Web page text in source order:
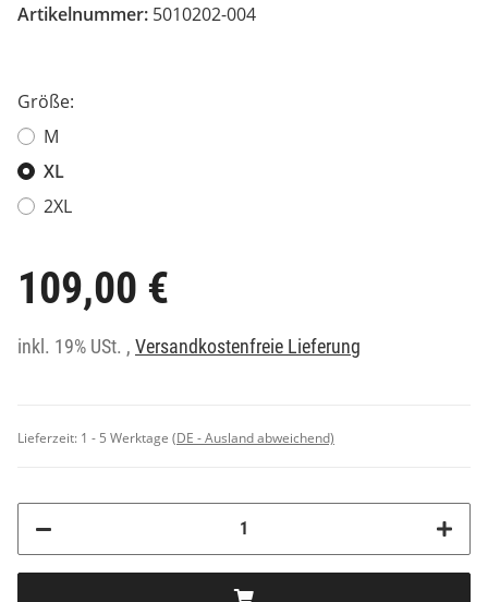
Artikelnummer: 5010202-004
Größe:
M
XL
2XL
109,00 €
inkl. 19% USt. , Versandkostenfreie Lieferung
Lieferzeit: 1 - 5 Werktage (DE - Ausland abweichend)